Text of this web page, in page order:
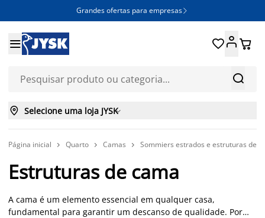
Grandes ofertas para empresas 


 
 Selecione uma loja JYSK
Página inicial  Quarto  Camas  Sommiers estrados e estruturas de
Estruturas de cama
A cama é um elemento essencial em qualquer casa,
fundamental para garantir um descanso de qualidade. Por